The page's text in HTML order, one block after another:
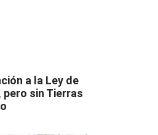
a la Ley de
pero sin Tierras